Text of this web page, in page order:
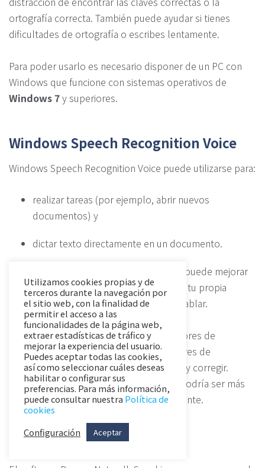
ortografía correcta. También puede ayudar si tienes
dificultades de ortografía o escribes lentamente.
Para poder usarlo es necesario disponer de un PC con
Windows que funcione con sistemas operativos de
Windows 7y superiores.
Windows Speech Recognition Voice
Windows Speech Recognition Voice puede utilizarse para:
realizar tareas (por ejemplo, abrir nuevos
documentos) y
dictar texto directamente en un documento.
La calidad del reconocimiento de voz se puede mejorar
entrenando el PC y también aumentando tu propia
conciencia de tu velocidad y claridad al hablar.
El reconocimiento de voz elimina los errores de
ortografía, pero puede haber varios errores de
interpretación que necesitarás encontrar y corregir.
Dependiendo de tus necesidades, esto podría ser más
fácil y rápido que escribir todo manualmente.
Dragon Naturally Speaking
Utilizamos cookies propias y de
terceros durante la navegación por
el sitio web, con la finalidad de
permitir el acceso a las
funcionalidades de la página web,
extraer estadísticas de tráfico y
mejorar la experiencia del usuario.
Puedes aceptar todas las cookies,
así como seleccionar cuáles deseas
habilitar o configurar sus
preferencias. Para más información,
puede consultar nuestra Política de
cookies
Configuración
Aceptar